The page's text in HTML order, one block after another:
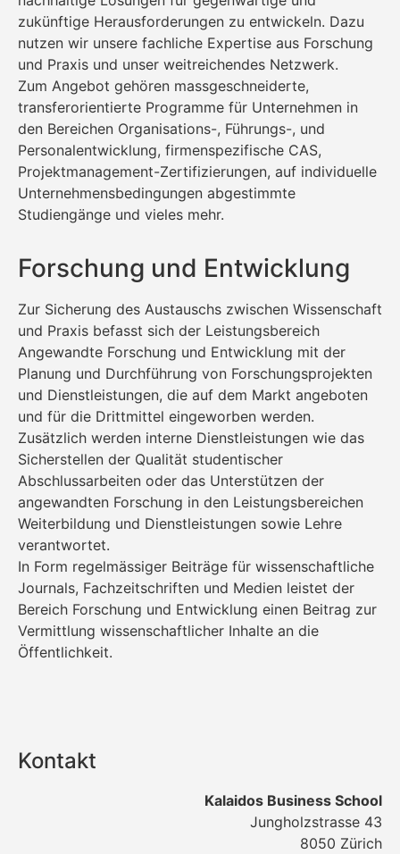
zukünftige Herausforderungen zu entwickeln. Dazu
nutzen wir unsere fachliche Expertise aus Forschung
und Praxis und unser weitreichendes Netzwerk.
Zum Angebot gehören massgeschneiderte,
transferorientierte Programme für Unternehmen in
den Bereichen Organisations-, Führungs-, und
Personalentwicklung, firmenspezifische CAS,
Projektmanagement-Zertifizierungen, auf individuelle
Unternehmensbedingungen abgestimmte
Studiengänge und vieles mehr.
Forschung und Entwicklung
Zur Sicherung des Austauschs zwischen Wissenschaft
und Praxis befasst sich der Leistungsbereich
Angewandte Forschung und Entwicklung mit der
Planung und Durchführung von Forschungsprojekten
und Dienstleistungen, die auf dem Markt angeboten
und für die Drittmittel eingeworben werden.
Zusätzlich werden interne Dienstleistungen wie das
Sicherstellen der Qualität studentischer
Abschlussarbeiten oder das Unterstützen der
angewandten Forschung in den Leistungsbereichen
Weiterbildung und Dienstleistungen sowie Lehre
verantwortet.
In Form regelmässiger Beiträge für wissenschaftliche
Journals, Fachzeitschriften und Medien leistet der
Bereich Forschung und Entwicklung einen Beitrag zur
Vermittlung wissenschaftlicher Inhalte an die
Öffentlichkeit.
Kontakt
Kalaidos Business School
Jungholzstrasse 43
8050 Zürich